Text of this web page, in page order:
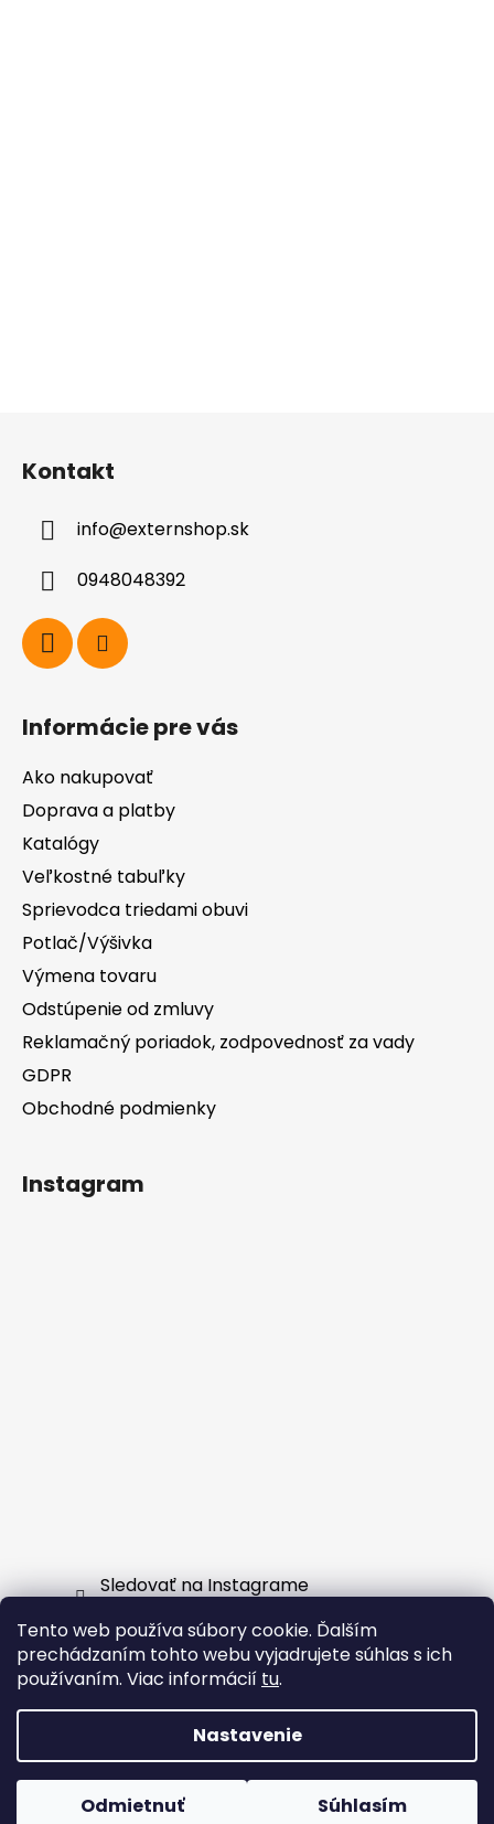
Tento web používa súbory cookie. Ďalším
prechádzaním tohto webu vyjadrujete súhlas s ich
používaním. Viac informácií tu.
Nastavenie
Odmietnuť Súhlasím
Kontakt
info@externshop.sk
0948048392
Informácie pre vás
Ako nakupovať
Doprava a platby
Katalógy
Veľkostné tabuľky
Sprievodca triedami obuvi
Potlač/Výšivka
Výmena tovaru
Odstúpenie od zmluvy
Reklamačný poriadok, zodpovednosť za vady
GDPR
Obchodné podmienky
Instagram
Sledovať na Instagrame
Facebook
Vytvoril Shoptet
Copyright 2026EXTERNSHOP.SK. Všetky práva